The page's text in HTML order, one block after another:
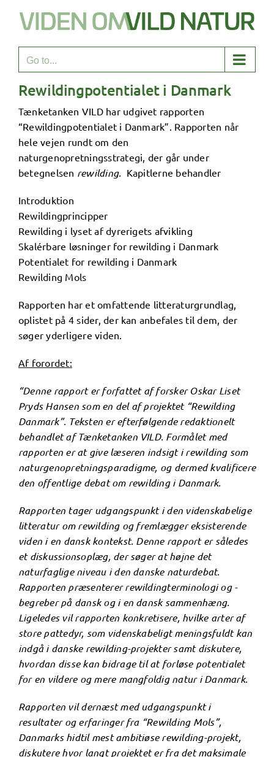
Go to...
Rewildingpotentialet i Danmark
Tænketanken VILD har udgivet rapporten
“Rewildingpotentialet i Danmark”. Rapporten når
hele vejen rundt om den
naturgenopretningsstrategi, der går under
betegnelsen rewilding. Kapitlerne behandler
Introduktion
Rewildingprincipper
Rewilding i lyset af dyrerigets afvikling
Skalérbare løsninger for rewilding i Danmark
Potentialet for rewilding i Danmark
Rewilding Mols
Rapporten har et omfattende litteraturgrundlag,
oplistet på 4 sider, der kan anbefales til dem, der
søger yderligere viden.
Af forordet:
“Denne rapport er forfattet af forsker Oskar Liset
Pryds Hansen som en del af projektet “Rewilding
Danmark”. Teksten er efterfølgende redaktionelt
behandlet afTænketanken VILD. Formålet med
rapporten er at give læseren indsigt i rewilding som
naturgenopretningsparadigme, og dermed kvalificere
den offentlige debat om rewilding i Danmark.
Rapporten tager udgangspunkt i den videnskabelige
litteratur om rewilding og fremlægger eksisterende
viden i en dansk kontekst. Denne rapport er således
etdiskussionsoplæg, der søger at højne det
naturfaglige niveau i den danske naturdebat.
Rapporten præsenterer rewildingterminologi og -
begreber på dansk og i en dansk sammenhæng.
Ligeledes vil rapporten konkretisere, hvilke arter af
store pattedyr, som videnskabeligt meningsfuldt kan
indgå i danske rewilding-projekter samt diskutere,
hvordan disse kan bidrage til at forløse potentialet
for en vildere og mere mangfoldig natur i Danmark.
Rapporten vil dernæst med udgangspunkt i
resultater og erfaringer fra “Rewilding Mols”,
Danmarks hidtil mest ambitiøse rewilding-projekt,
diskutere hvor langt projektet er fra det maksimale